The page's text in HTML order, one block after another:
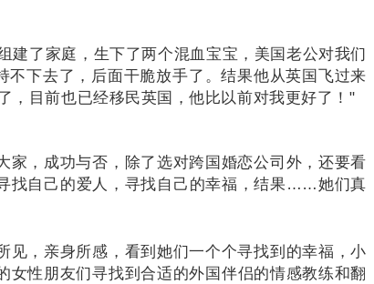
建了家庭，生下了两个混血宝宝，美国老公对我们
不下去了，后面干脆放手了。结果他从英国飞过来
目前也已经移民英国，他比以前对我更好了！ "
，成功与否，除了选对跨国婚恋公司外，还要看
找自己的爱人，寻找自己的幸福，结果……她们真
，亲身所感，看到她们一个个寻找到的幸福，小
性朋友们寻找到合适的外国伴侣的情感教练和翻